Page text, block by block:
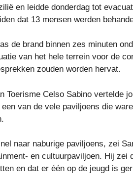
en leidde donderdag tot
dat 13 mensen werden
de brand binnen zes minuten
van het hele terrein voor de
zouden worden hervat.
Toerisme Celso Sabino vertelde
van de vele paviljoens die
naar naburige paviljoens, zei
en cultuurpaviljoen. Hij zei
en dat er één op de jeugd is